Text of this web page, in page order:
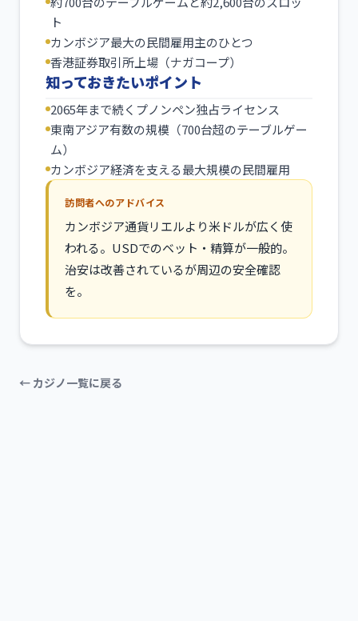
ト
カンボジア最大の民間雇用主のひとつ
香港証券取引所上場（ナガコープ）
知っておきたいポイント
2065年まで続くプノンペン独占ライセンス
東南アジア有数の規模（700台超のテーブルゲー
ム）
カンボジア経済を支える最大規模の民間雇用
訪問者へのアドバイス
カンボジア通貨リエルより米ドルが広く使
われる。USDでのベット・精算が一般的。
治安は改善されているが周辺の安全確認
を。
← カジノ一覧に戻る